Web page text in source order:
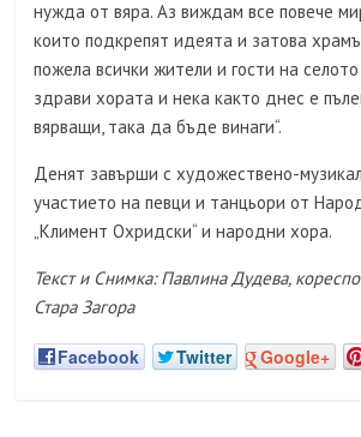
нужда от вяра. Аз виждам все повече
които подкрепят идеята и затова
пожела всички жители и гости на
здрави хората и нека както днес е
вярващи, така да бъде винаги“.
Денят завърши с художествено-
участието на певци и танцьори от
„Климент Охридски“ и народни хора.
Текст и Снимка: Павлина Дудева,
Стара Загора
Facebook Twitter Google+